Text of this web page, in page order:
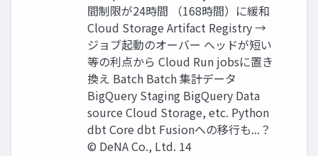
間制限が24時間 （168時間）に緩和
Cloud Storage Artifact Registry →
ジョブ起動のオーバー ヘッドが短い
等の利点から Cloud Run jobsに置き
換え Batch Batch 集計データ
BigQuery Staging BigQuery Data
source Cloud Storage, etc. Python
dbt Core dbt Fusionへの移行も...？
© DeNA Co., Ltd. 14